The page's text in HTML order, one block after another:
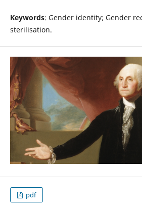
Keywords: Gender identity; Gender
sterilisation.
pdf